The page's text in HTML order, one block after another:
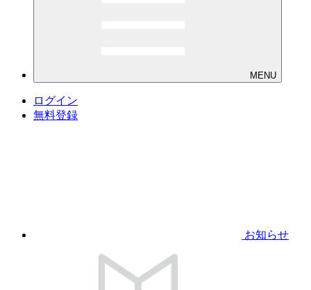
MENU
ログイン
無料登録
お知らせ